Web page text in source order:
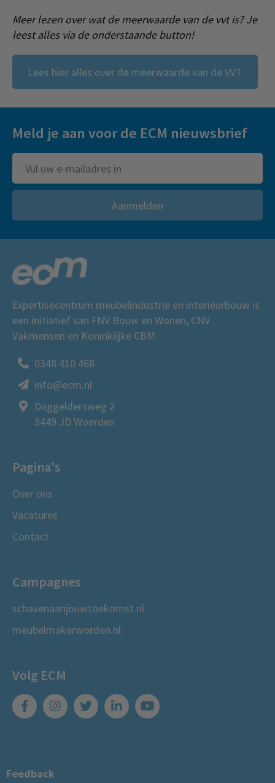
Feedback
Meer lezen over wat de meerwaarde van de vvt is? Je
leest alles via de onderstaande button!
Lees hier alles over de meerwaarde van de VVT
Meld je aan voor de ECM nieuwsbrief
Aanmelden
Expertisecentrum meubelindustrie en interieurbouw is
een initiatief van FNV Bouw en Wonen, CNV
Vakmensen en Koninklijke CBM.
0348 410 468
info@ecm.nl
Daggeldersweg 2
3449 JD Woerden
Pagina's
Over ons
Vacatures
Contact
Campagnes
schavenaanjouwtoekomst.nl
meubelmakerworden.nl
Volg ECM